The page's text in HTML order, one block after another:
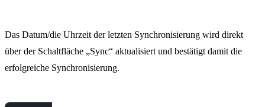
Das Datum/die Uhrzeit der letzten Synchronisierung wird direkt
über der Schaltfläche „Sync“ aktualisiert und bestätigt damit die
erfolgreiche Synchronisierung.